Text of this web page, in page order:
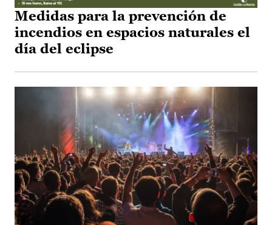
Medidas para la prevención de
incendios en espacios naturales el
día del eclipse